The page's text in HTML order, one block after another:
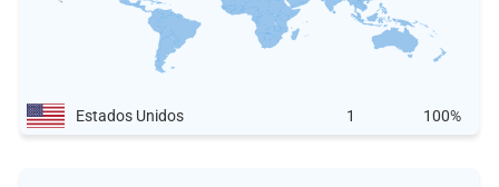
Estados Unidos 1 100%